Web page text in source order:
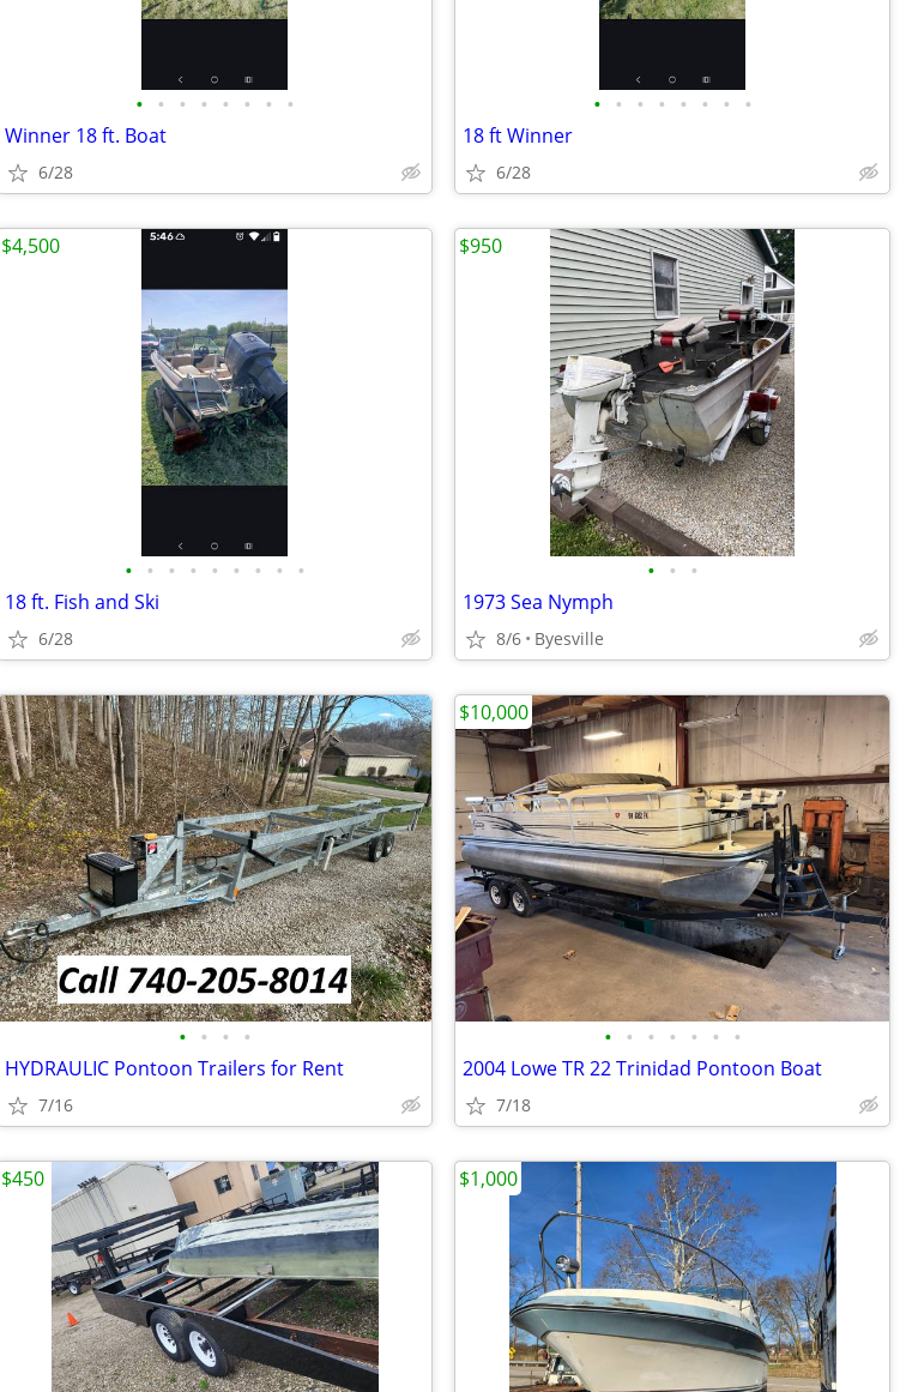
• • • • • • • •
Winner 18 ft. Boat
6/28
• • • • • • • •
18 ft Winner
6/28
• • • • • • • • •
18 ft. Fish and Ski
6/28
$4,500
• • •
1973 Sea Nymph
8/6 Byesville
$950
• • • •
HYDRAULIC Pontoon Trailers for Rent
7/16
• • • • • • •
2004 Lowe TR 22 Trinidad Pontoon Boat
7/18
$10,000
$450 $1,000